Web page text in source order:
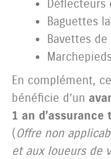
Déflecteurs
Baguettes
Bavettes de
En complément,
bénéficie d’un
1 an
(Offre non
et aux loueurs de